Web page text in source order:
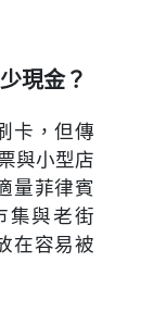
現金？
卡，但傳
與小型店
量菲律賓
集與老街
在容易被